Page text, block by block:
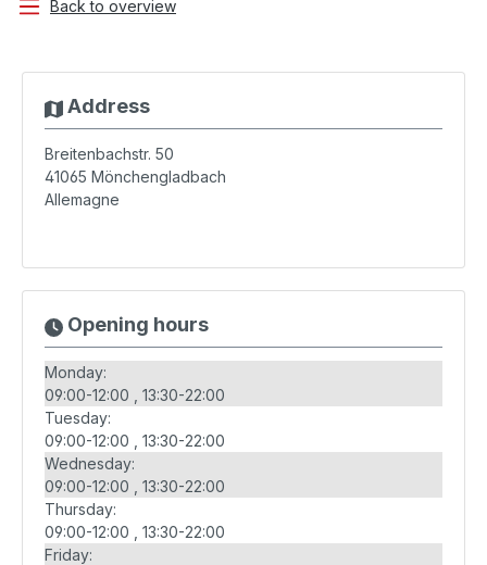
Back to overview
Address
Breitenbachstr. 50
41065 Mönchengladbach
Allemagne
Opening hours
Monday:
09:00-12:00
13:30-22:00
Tuesday:
09:00-12:00
13:30-22:00
Wednesday:
09:00-12:00
13:30-22:00
Thursday:
09:00-12:00
13:30-22:00
Friday: